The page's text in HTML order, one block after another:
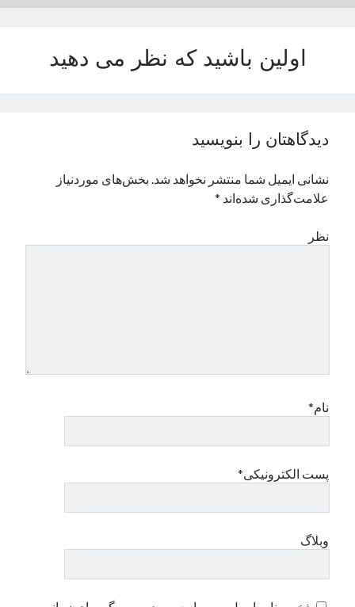
اولین باشید که نظر می دهید
دیدگاهتان را بنویسید
نشانی ایمیل شما منتشر نخواهد شد. بخش‌های موردنیاز
علامت‌گذاری شده‌اند *
نظر
نام*
پست الکترونیکی*
وبلاگ